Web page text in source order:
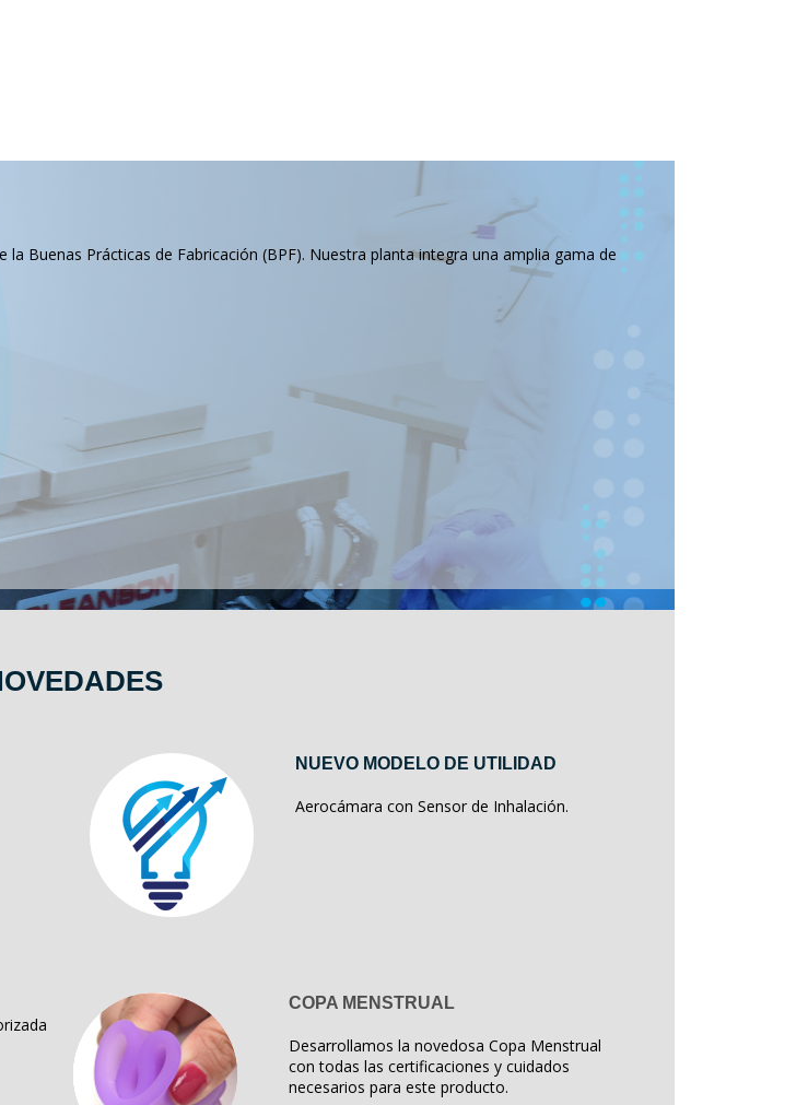
Buenas Prácticas de Fabricación (BPF). Nuestra planta integra una amplia gama de
NUEVO MODELO DE UTILIDAD
Aerocámara con Sensor de Inhalación.
COPA MENSTRUAL
Desarrollamos la novedosa Copa Menstrual
con todas las certificaciones y cuidados
necesarios para este producto.